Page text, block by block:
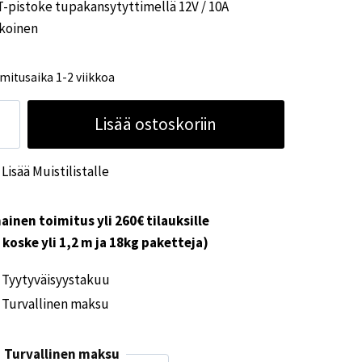
pistoke tupakansytyttimellä 12V / 10A
1-2 viikkoa
Lisää ostoskoriin
Lisää Muistilistalle
toimitus yli 260€ tilauksille
koske yli 1,2 m ja 18kg paketteja)
Tyytyväisyystakuu
Turvallinen maksu
Turvallinen maksu